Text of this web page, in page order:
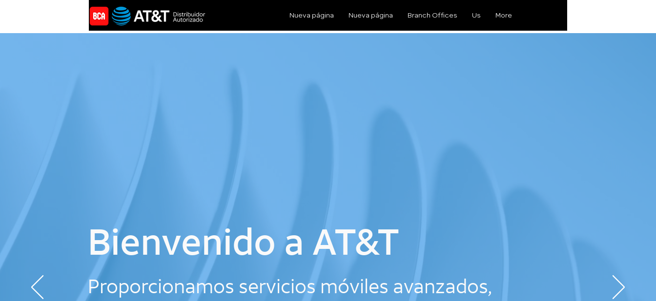
Nueva página Nueva página Branch Offices Us More
Bienvenido a AT&T
Proporcionamos servicios móviles avanzados,